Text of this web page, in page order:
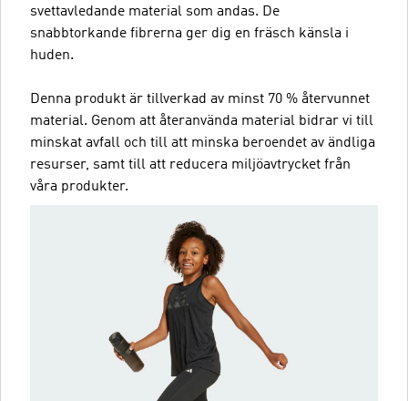
svettavledande material som andas. De
snabbtorkande fibrerna ger dig en fräsch känsla i
huden.
Denna produkt är tillverkad av minst 70 % återvunnet
material. Genom att återanvända material bidrar vi till
minskat avfall och till att minska beroendet av ändliga
resurser, samt till att reducera miljöavtrycket från
våra produkter.